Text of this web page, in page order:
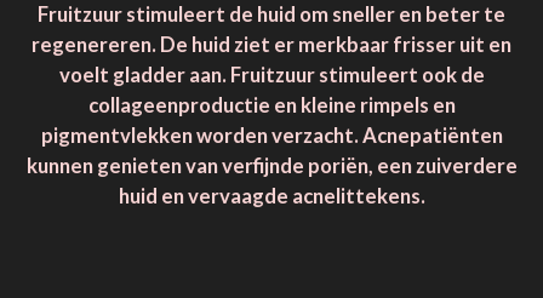
Fruitzuur stimuleert de huid om sneller en beter te
regenereren. De huid ziet er merkbaar frisser uit en
voelt gladder aan. Fruitzuur stimuleert ook de
collageenproductie en kleine rimpels en
pigmentvlekken worden verzacht. Acnepatiënten
kunnen genieten van verfijnde poriën, een zuiverdere
huid en vervaagde acnelittekens.